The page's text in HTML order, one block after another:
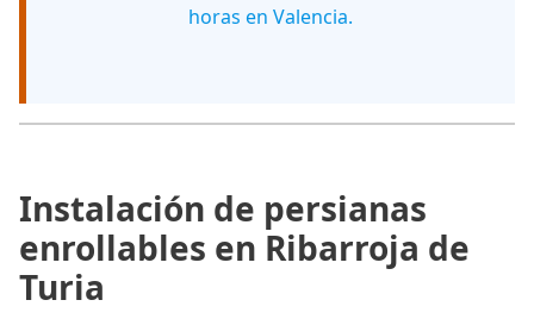
horas en Valencia.
Instalación de persianas
enrollables en Ribarroja de
Turia